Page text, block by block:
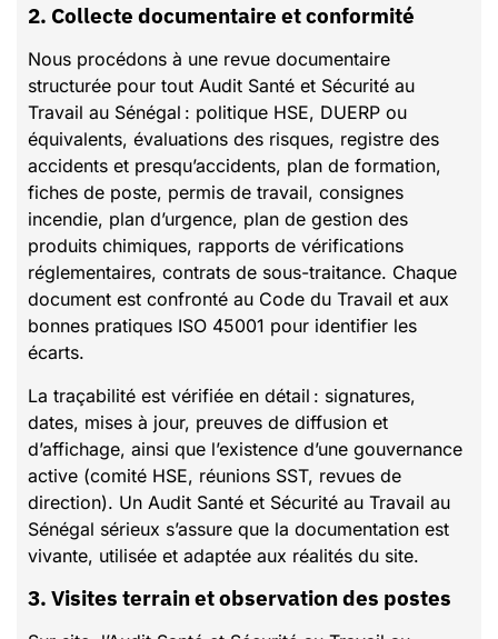
2. Collecte documentaire et conformité
Nous procédons à une revue documentaire
structurée pour tout Audit Santé et Sécurité au
Travail au Sénégal : politique HSE, DUERP ou
équivalents, évaluations des risques, registre des
accidents et presqu’accidents, plan de formation,
fiches de poste, permis de travail, consignes
incendie, plan d’urgence, plan de gestion des
produits chimiques, rapports de vérifications
réglementaires, contrats de sous-traitance. Chaque
document est confronté au Code du Travail et aux
bonnes pratiques ISO 45001 pour identifier les
écarts.
La traçabilité est vérifiée en détail : signatures,
dates, mises à jour, preuves de diffusion et
d’affichage, ainsi que l’existence d’une gouvernance
active (comité HSE, réunions SST, revues de
direction). Un Audit Santé et Sécurité au Travail au
Sénégal sérieux s’assure que la documentation est
vivante, utilisée et adaptée aux réalités du site.
3. Visites terrain et observation des postes